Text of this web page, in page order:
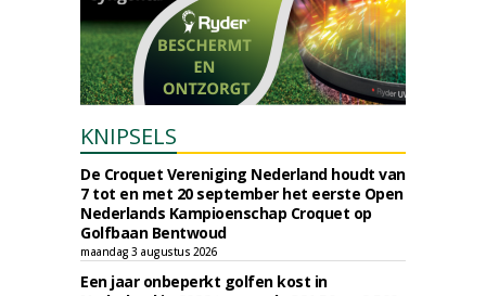
KNIPSELS
De Croquet Vereniging Nederland houdt van
7 tot en met 20 september het eerste Open
Nederlands Kampioenschap Croquet op
Golfbaan Bentwoud
maandag 3 augustus 2026
Een jaar onbeperkt golfen kost in